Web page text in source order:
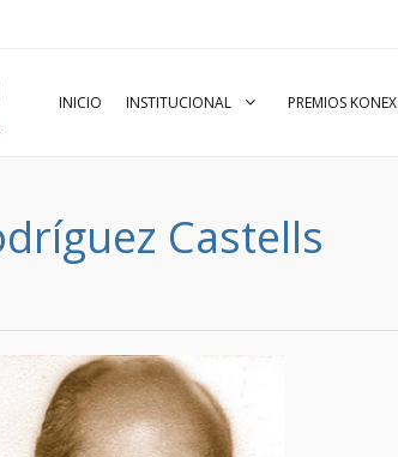
INICIO INSTITUCIONAL PREMIOS KONEX
Castells